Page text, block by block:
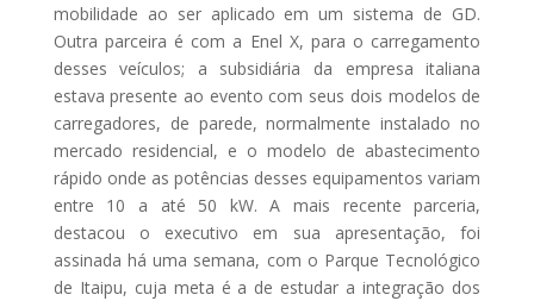
mobilidade ao ser aplicado em um sistema de GD.
Outra parceira é com a Enel X, para o carregamento
desses veículos; a subsidiária da empresa italiana
estava presente ao evento com seus dois modelos de
carregadores, de parede, normalmente instalado no
mercado residencial, e o modelo de abastecimento
rápido onde as potências desses equipamentos variam
entre 10 a até 50 kW. A mais recente parceria,
destacou o executivo em sua apresentação, foi
assinada há uma semana, com o Parque Tecnológico
de Itaipu, cuja meta é a de estudar a integração dos